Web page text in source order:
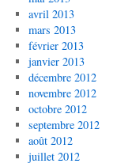
avril 2013
mars 2013
février 2013
janvier 2013
décembre 2012
novembre 2012
octobre 2012
septembre 2012
août 2012
juillet 2012